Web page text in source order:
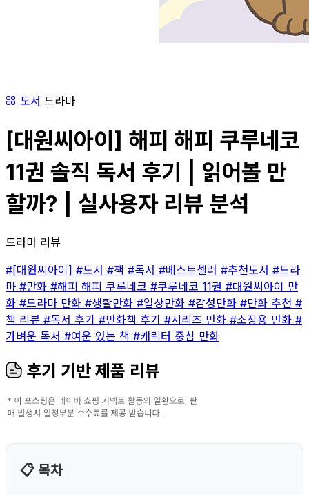
도서 드라마
[대원씨아이] 해피 해피 쿠루네코
11권 솔직 독서 후기 | 읽어볼 만
할까? | 실사용자 리뷰 분석
드라마 리뷰
#[대원씨아이] #도서 #책 #독서 #베스트셀러 #추천도서 #드라
마 #만화 #해피 해피 쿠루네코 #쿠루네코 11권 #대원씨아이 만
화 #드라마 만화 #생활만화 #일상만화 #감성만화 #만화 추천 #
책 리뷰 #독서 후기 #만화책 후기 #시리즈 만화 #소장용 만화 #
가벼운 독서 #여운 있는 책 #캐릭터 중심 만화
후기 기반 제품 리뷰
📋 목차